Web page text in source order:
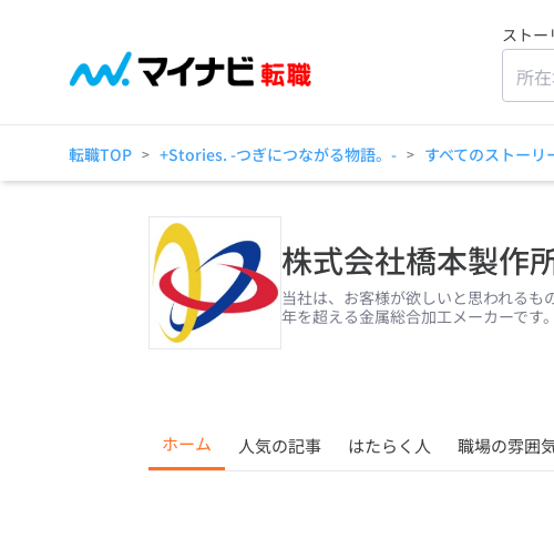
ストー
所
転職TOP > +Stories. -つぎにつながる物語。- > すべてのストーリ
株式会社橋本製作
当社は、お客様が欲しいと思われる
年を超える金属総合加工メーカーです。
ホーム 人気の記事 はたらく人 職場の雰囲